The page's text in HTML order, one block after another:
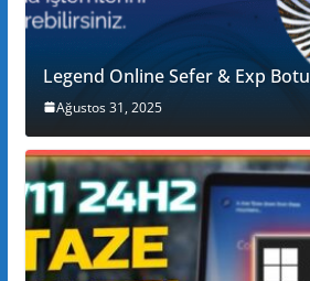
Legend Online Sefer & Exp Botu
Ağustos 31, 2025